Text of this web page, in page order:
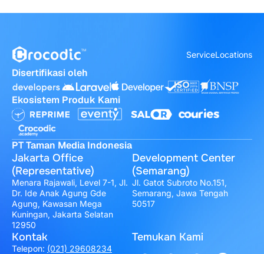
ServiceLocations
Disertifikasi oleh
Ekosistem Produk Kami
PT Taman Media Indonesia
Jakarta Office
(Representative)
Menara Rajawali, Level 7-1, Jl.
Dr. Ide Anak Agung Gde
Agung, Kawasan Mega
Kuningan, Jakarta Selatan
12950
Development Center
(Semarang)
Jl. Gatot Subroto No.151,
Semarang, Jawa Tengah
50517
Kontak
Telepon: (021) 29608234
Temukan Kami